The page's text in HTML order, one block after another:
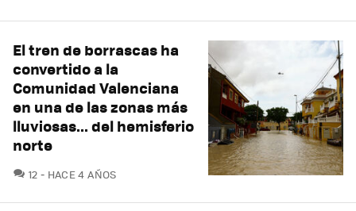
El tren de borrascas ha
convertido a la
Comunidad Valenciana
en una de las zonas más
lluviosas... del hemisferio
norte
12 COMENTARIOS
HACE 4 AÑOS